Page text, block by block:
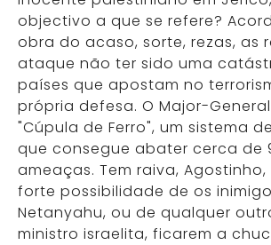
objectivo a que se refere?
obra do acaso, sorte, rezas, as
ataque não ter sido uma
países que apostam no
própria defesa. O Major-
"Cúpula de Ferro", um sistema
que consegue abater cerca de
ameaças. Tem raiva,
forte possibilidade de os
Netanyahu, ou de qualquer
ministro israelita, ficarem a